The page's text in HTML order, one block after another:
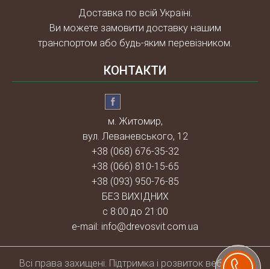
Доставка по всій Україні.
Ви можете замовити доставку нашим
транспортом або будь-яким перевізником.
КОНТАКТИ
м. Житомир,
вул. Леваневського, 12
+38 (068) 676-35-32
+38 (066) 810-15-65
+38 (093) 950-76-85
БЕЗ ВИХІДНИХ
с 8:00 до 21:00
e-mail: info@drevosvit.com.ua
Всі права захищені. Підтримка і розвиток веб-сайту